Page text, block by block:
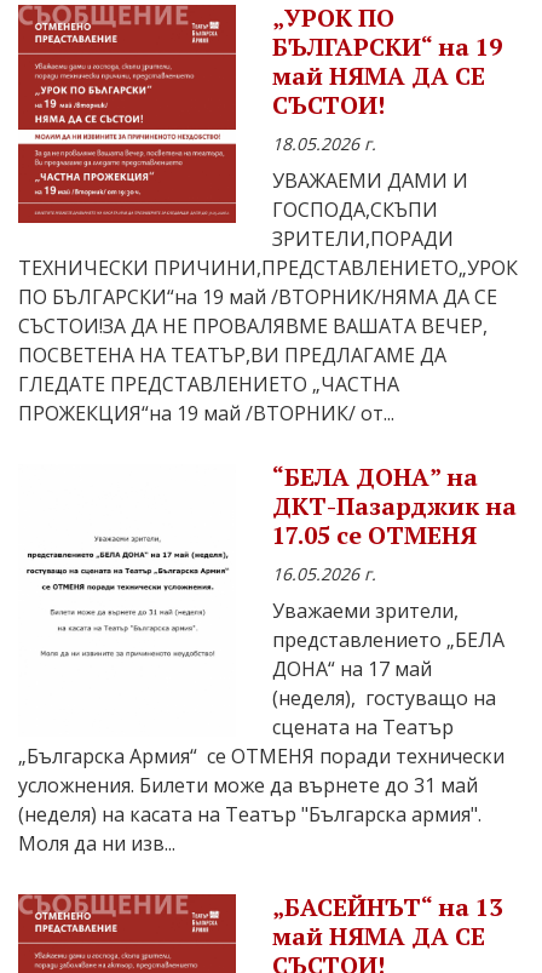
„УРОК ПО
БЪЛГАРСКИ“ на 19
май НЯМА ДА СЕ
СЪСТОИ!
18.05.2026 г.
УВАЖАЕМИ ДАМИ И
ГОСПОДА,СКЪПИ
ЗРИТЕЛИ,ПОРАДИ
ТЕХНИЧЕСКИ ПРИЧИНИ,ПРЕДСТАВЛЕНИЕТО„УРОК
ПО БЪЛГАРСКИ“на 19 май /ВТОРНИК/НЯМА ДА СЕ
СЪСТОИ!ЗА ДА НЕ ПРОВАЛЯВМЕ ВАШАТА ВЕЧЕР,
ПОСВЕТЕНА НА ТЕАТЪР,ВИ ПРЕДЛАГАМЕ ДА
ГЛЕДАТЕ ПРЕДСТАВЛЕНИЕТО „ЧАСТНА
ПРОЖЕКЦИЯ“на 19 май /ВТОРНИК/ от...
“БЕЛА ДОНА” на
ДКТ-Пазарджик на
17.05 се ОТМЕНЯ
16.05.2026 г.
Уважаеми зрители,
представлението „БЕЛА
ДОНА“ на 17 май
(неделя), гостуващо на
сцената на Театър
„Българска Армия“ се ОТМЕНЯ поради технически
усложнения. Билети може да върнете до 31 май
(неделя) на касата на Театър "Българска армия".
Моля да ни изв...
„БАСЕЙНЪТ“ на 13
май НЯМА ДА СЕ
СЪСТОИ!